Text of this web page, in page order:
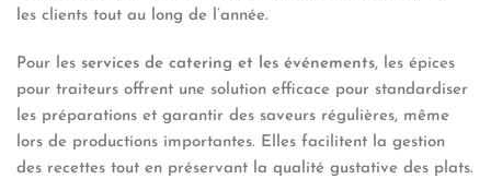
les clients tout au long de l’année.
Pour les services de catering et les événements, les épices
pour traiteurs offrent une solution efficace pour standardiser
les préparations et garantir des saveurs régulières, même
lors de productions importantes. Elles facilitent la gestion
des recettes tout en préservant la qualité gustative des plats.